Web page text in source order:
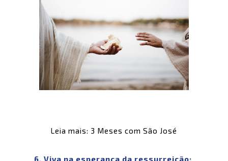
Leia mais: 3 Meses com São José
6. Viva na esperança da ressurreição: